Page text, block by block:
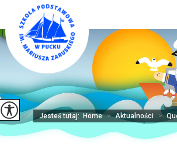
Jesteś tutaj: Home > Aktualności >